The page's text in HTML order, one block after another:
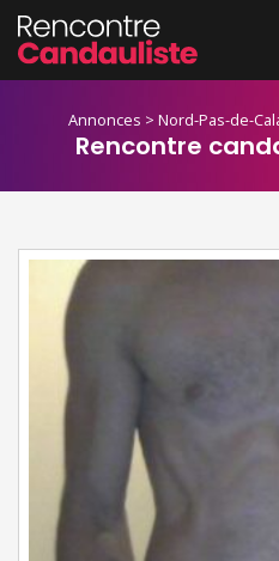
Annonces > Nord-Pas-de-
Rencontre